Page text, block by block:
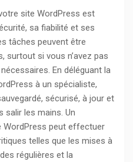
site WordPress est
sa fiabilité et ses
tâches peuvent être
surtout si vous n’avez pas
En déléguant la
à un spécialiste,
sécurisé, à jour et
salir les mains. Un
WordPress peut effectuer
telles que les mises à
régulières et la